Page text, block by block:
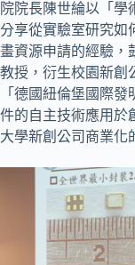
院院長陳世綸以「學
分享從實驗室研究如
畫資源申請的經驗，
教授，衍生校園新創
「德國紐倫堡國際
件的自主技術應用於
大學新創公司商業化